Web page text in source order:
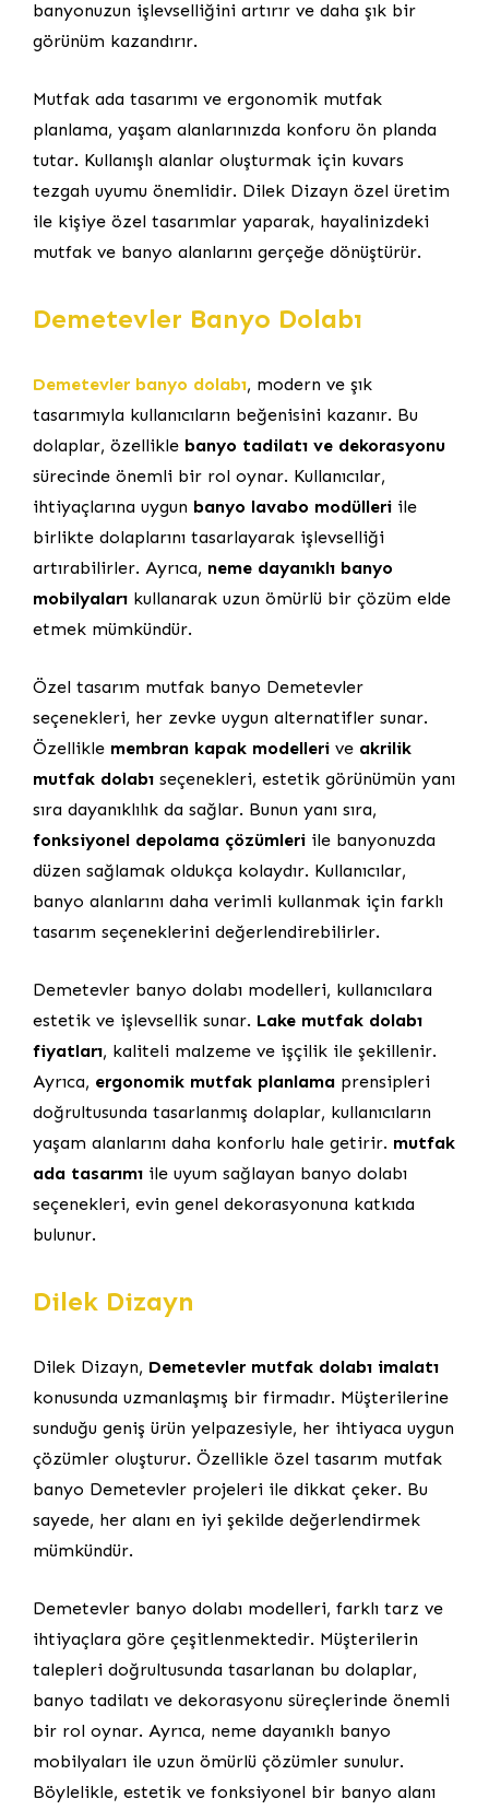
banyonuzun işlevselliğini artırır ve daha şık bir
görünüm kazandırır.
Mutfak ada tasarımı ve ergonomik mutfak
planlama, yaşam alanlarınızda konforu ön planda
tutar. Kullanışlı alanlar oluşturmak için kuvars
tezgah uyumu önemlidir. Dilek Dizayn özel üretim
ile kişiye özel tasarımlar yaparak, hayalinizdeki
mutfak ve banyo alanlarını gerçeğe dönüştürür.
Demetevler Banyo Dolabı
Demetevler banyo dolabı, modern ve şık
tasarımıyla kullanıcıların beğenisini kazanır. Bu
dolaplar, özellikle banyo tadilatı ve dekorasyonu
sürecinde önemli bir rol oynar. Kullanıcılar,
ihtiyaçlarına uygun banyo lavabo modülleri ile
birlikte dolaplarını tasarlayarak işlevselliği
artırabilirler. Ayrıca, neme dayanıklı banyo
mobilyaları kullanarak uzun ömürlü bir çözüm elde
etmek mümkündür.
Özel tasarım mutfak banyo Demetevler
seçenekleri, her zevke uygun alternatifler sunar.
Özellikle membran kapak modelleri ve akrilik
mutfak dolabı seçenekleri, estetik görünümün yanı
sıra dayanıklılık da sağlar. Bunun yanı sıra,
fonksiyonel depolama çözümleri ile banyonuzda
düzen sağlamak oldukça kolaydır. Kullanıcılar,
banyo alanlarını daha verimli kullanmak için farklı
tasarım seçeneklerini değerlendirebilirler.
Demetevler banyo dolabı modelleri, kullanıcılara
estetik ve işlevsellik sunar. Lake mutfak dolabı
fiyatları, kaliteli malzeme ve işçilik ile şekillenir.
Ayrıca, ergonomik mutfak planlama prensipleri
doğrultusunda tasarlanmış dolaplar, kullanıcıların
yaşam alanlarını daha konforlu hale getirir. mutfak
ada tasarımı ile uyum sağlayan banyo dolabı
seçenekleri, evin genel dekorasyonuna katkıda
bulunur.
Dilek Dizayn
Dilek Dizayn, Demetevler mutfak dolabı imalatı
konusunda uzmanlaşmış bir firmadır. Müşterilerine
sunduğu geniş ürün yelpazesiyle, her ihtiyaca uygun
çözümler oluşturur. Özellikle özel tasarım mutfak
banyo Demetevler projeleri ile dikkat çeker. Bu
sayede, her alanı en iyi şekilde değerlendirmek
mümkündür.
Demetevler banyo dolabı modelleri, farklı tarz ve
ihtiyaçlara göre çeşitlenmektedir. Müşterilerin
talepleri doğrultusunda tasarlanan bu dolaplar,
banyo tadilatı ve dekorasyonu süreçlerinde önemli
bir rol oynar. Ayrıca, neme dayanıklı banyo
mobilyaları ile uzun ömürlü çözümler sunulur.
Böylelikle, estetik ve fonksiyonel bir banyo alanı